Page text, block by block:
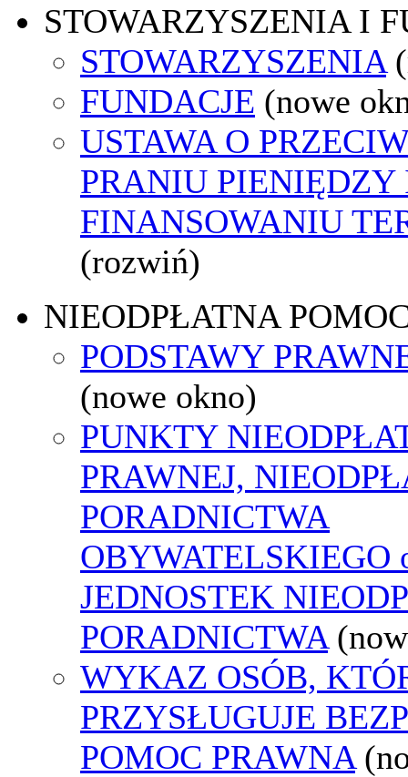
STOWARZYSZENIA I
STOWARZYSZENIA
FUNDACJE (nowe
USTAWA O
PRANIU PIENIĘDZY
FINANSOWANIU
(rozwiń)
NIEODPŁATNA
PODSTAWY
(nowe okno)
PUNKTY
PRAWNEJ,
PORADNICTWA
OBYWATELSKIEGO
JEDNOSTEK
PORADNICTWA
WYKAZ OSÓB,
PRZYSŁUGUJE
POMOC PRAWNA